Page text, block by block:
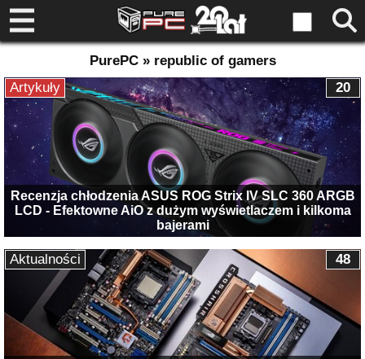
PurePC » republic of gamers
Recenzja chłodzenia ASUS ROG Strix IV SLC 360 ARGB
LCD - Efektowne AiO z dużym wyświetlaczem i kilkoma
bajerami
20
Artykuły
48
Aktualności